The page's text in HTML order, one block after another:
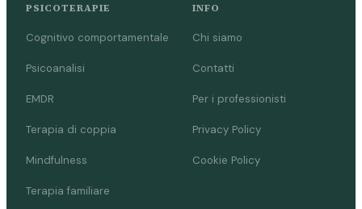
PSICOTERAPIE
Cognitivo comportamentale
Psicoanalisi
EMDR
Terapia di coppia
Mindfulness
Terapia familiare
INFO
Chi siamo
Contatti
Per i professionisti
Privacy Policy
Cookie Policy